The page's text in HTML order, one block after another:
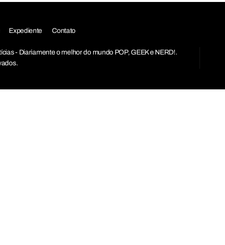
Expediente Contato
- Diariamente o melhor do mundo POP, GEEK e NERD!.